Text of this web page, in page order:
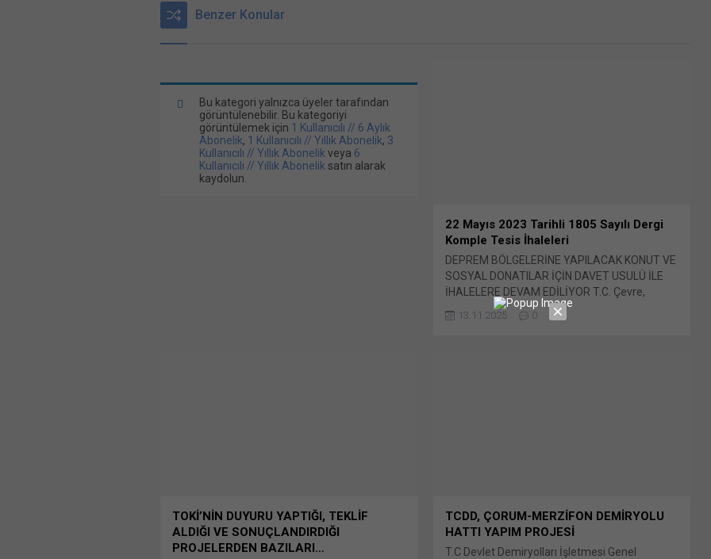
Benzer Konular
Bu kategori yalnızca üyeler tarafından
görüntülenebilir. Bu kategoriyi
görüntülemek için 1 Kullanıcılı // 6 Aylık
Abonelik, 1 Kullanıcılı // Yıllık Abonelik, 3
Kullanıcılı // Yıllık Abonelik veya 6
Kullanıcılı // Yıllık Abonelik satın alarak
kaydolun.
22 Mayıs 2023 Tarihli 1805 Sayılı Dergi
Komple Tesis İhaleleri
DEPREM BÖLGELERİNE YAPILACAK KONUT VE
SOSYAL DONATILAR İÇİN DAVET USULÜ İLE
İHALELERE DEVAM EDİLİYOR T.C. Çevre,
Şehircilik Ve İklim Değişikliği Bakanlığı Toplu
Konut İdaresi Başkanlığı-TOKİ Bunu paylaş:
13.11.2025 0
TOKİ’NİN DUYURU YAPTIĞI, TEKLİF
ALDIĞI VE SONUÇLANDIRDIĞI
PROJELERDEN BAZILARI…
TCDD, ÇORUM-MERZİFON DEMİRYOLU
HATTI YAPIM PROJESİ
T.C Devlet Demiryolları İşletmesi Genel